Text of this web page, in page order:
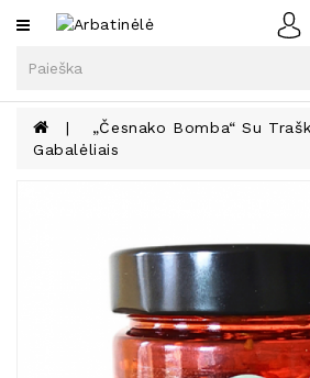
Kategorijos
Kava
„Česnako Bomba“ Su
Gabalėliais